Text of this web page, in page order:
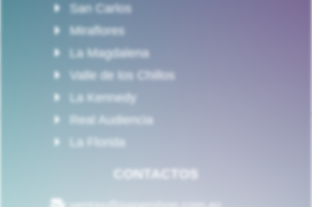
San Carlos
Miraflores
La Magdalena
Valle de los Chillos
La Kennedy
Real Audiencia
La Florida
CONTACTOS